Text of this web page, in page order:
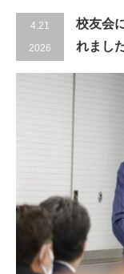
4.21
2026
校友会
れまし